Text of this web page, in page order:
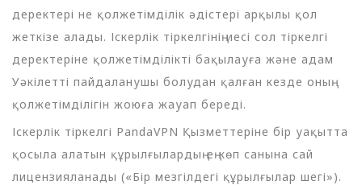
деректері не қолжетімділік әдістері арқылы қол
жеткізе алады. Іскерлік тіркелгінің иесі сол тіркелгі
деректеріне қолжетімділікті бақылауға және адам
Уәкілетті пайдаланушы болудан қалған кезде оның
қолжетімділігін жоюға жауап береді.
Іскерлік тіркелгі PandaVPN Қызметтеріне бір уақытта
қосыла алатын құрылғылардың ең көп санына сай
лицензияланады («Бір мезгілдегі құрылғылар шегі»).